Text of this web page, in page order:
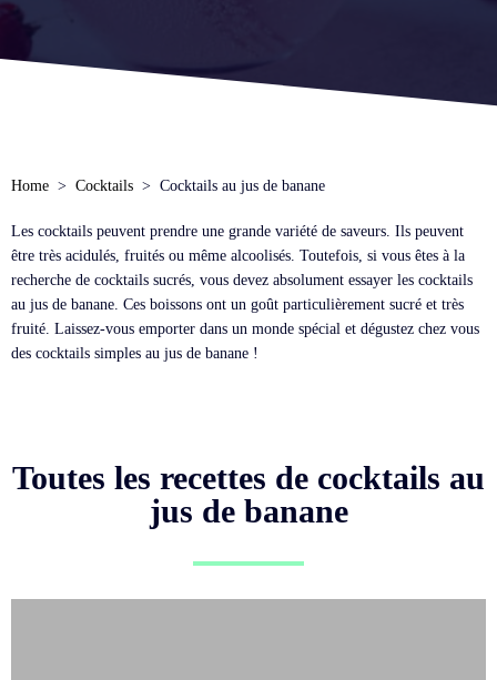
Home Cocktails Cocktails au jus de banane
Les cocktails peuvent prendre une grande variété de saveurs. Ils peuvent
être très acidulés, fruités ou même alcoolisés. Toutefois, si vous êtes à la
recherche de cocktails sucrés, vous devez absolument essayer les cocktails
au jus de banane. Ces boissons ont un goût particulièrement sucré et très
fruité. Laissez-vous emporter dans un monde spécial et dégustez chez vous
des cocktails simples au jus de banane !
Toutes les recettes de cocktails au
jus de banane